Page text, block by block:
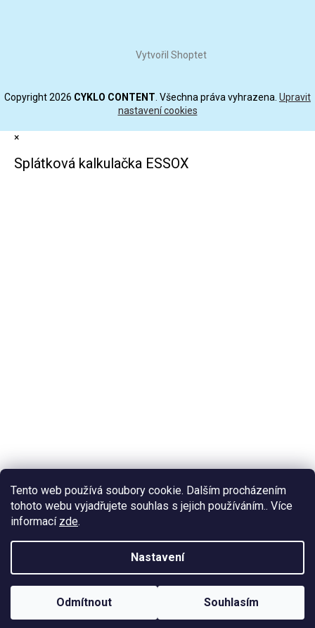
Tento web používá soubory cookie. Dalším procházením
tohoto webu vyjadřujete souhlas s jejich používáním.. Více
informací zde.
Nastavení
Odmítnout Souhlasím
Vytvořil Shoptet
Copyright 2026 CYKLO CONTENT . Všechna práva vyhrazena. Upravit
nastavení cookies
×
Splátková kalkulačka ESSOX